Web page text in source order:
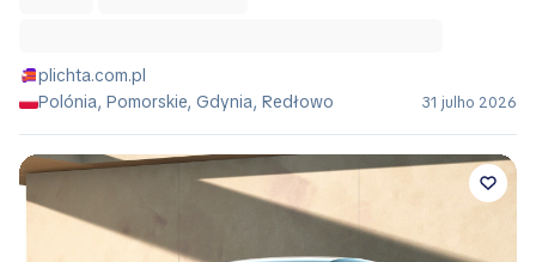
plichta.com.pl
Polónia, Pomorskie, Gdynia, Redłowo
31 julho 2026